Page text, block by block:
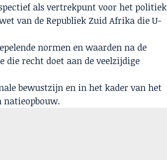
als vertrekpunt voor het politiek
van de Republiek Zuid Afrika die U-
normen en waarden na de
die recht doet aan de veelzijdige
bewustzijn en in het kader van het
natieopbouw.